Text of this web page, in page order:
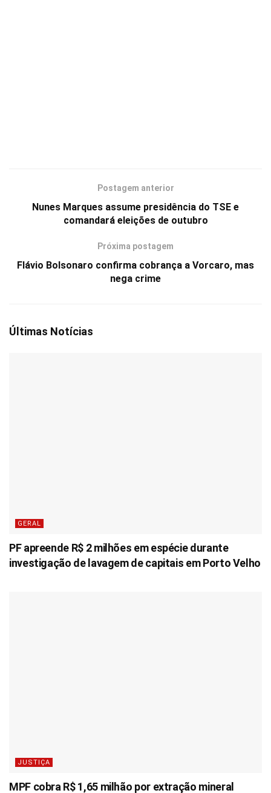
Postagem anterior
Nunes Marques assume presidência do TSE e
comandará eleições de outubro
Próxima postagem
Flávio Bolsonaro confirma cobrança a Vorcaro, mas
nega crime
Últimas Notícias
GERAL
PF apreende R$ 2 milhões em espécie durante
investigação de lavagem de capitais em Porto Velho
JUSTIÇA
MPF cobra R$ 1,65 milhão por extração mineral